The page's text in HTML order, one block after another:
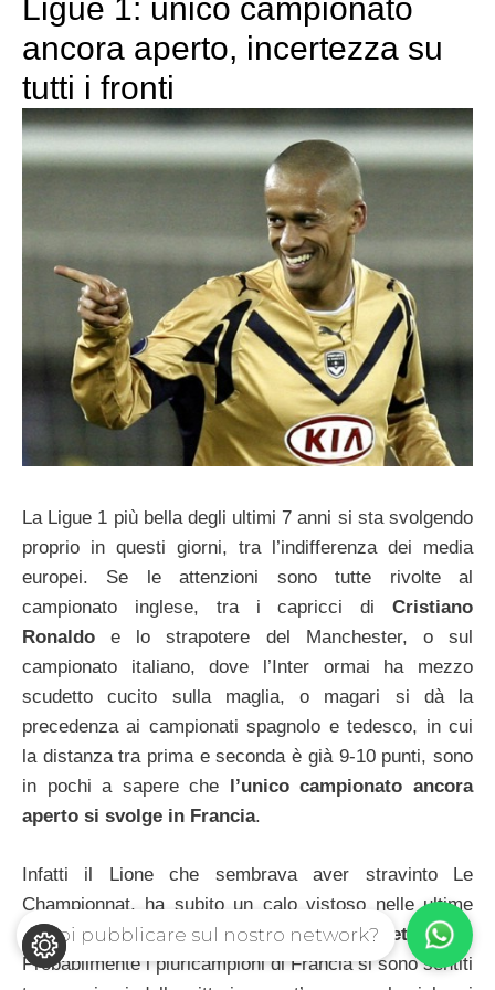
Ligue 1: unico campionato
ancora aperto, incertezza su
tutti i fronti
La Ligue 1 più bella degli ultimi 7 anni si sta svolgendo
proprio in questi giorni, tra l’indifferenza dei media
europei. Se le attenzioni sono tutte rivolte al
campionato inglese, tra i capricci di Cristiano
Ronaldoe lo strapotere del Manchester, o sul
campionato italiano, dove l’Inter ormai ha mezzo
scudetto cucito sulla maglia, o magari si dà la
precedenza ai campionati spagnolo e tedesco, in cui
la distanza tra prima e seconda è già 9-10 punti, sono
in pochi a sapere che
l’unico campionato ancora
aperto si svolge in Francia.
Infatti il Lione che sembrava aver stravinto Le
Championnat, ha subito un calo vistoso nelle ultime
gare,bruciando 5 punti in due settimane
.
Probabilmente i pluricampioni di Francia si sono sentiti
Vuoi pubblicare sul nostro network?